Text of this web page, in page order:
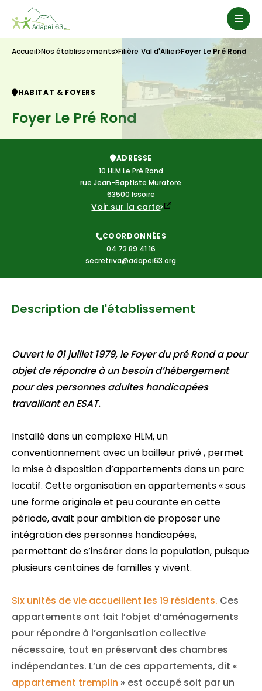
Accueil Nos établissements Filière Val d'Allier Foyer Le Pré Rond
HABITAT & FOYERS
Foyer Le Pré Rond
ADRESSE
10 HLM Le Pré Rond
rue Jean-Baptiste Muratore
63500 Issoire
Voir sur la carte
COORDONNÉES
04 73 89 41 16
secretriva@adapei63.org
Description de l'établissement
Ouvert le 01 juillet 1979, le Foyer du pré Rond a pour
objet de répondre à un besoin d’hébergement
pour des personnes adultes handicapées
travaillant en ESAT.
Installé dans un complexe HLM, un
conventionnement avec un bailleur privé , permet
la mise à disposition d’appartements dans un parc
locatif. Cette organisation en appartements « sous
une forme originale et peu courante en cette
période, avait pour ambition de proposer une
intégration des personnes handicapées,
permettant de s’insérer dans la population, puisque
plusieurs centaines de familles y vivent.
Six unités de vie accueillent les 19 résidents. Ces
appartements ont fait l’objet d’aménagements
pour répondre à l’organisation collective
nécessaire, tout en préservant des chambres
indépendantes. L’un de ces appartements, dit «
appartement tremplin » est occupé soit par un